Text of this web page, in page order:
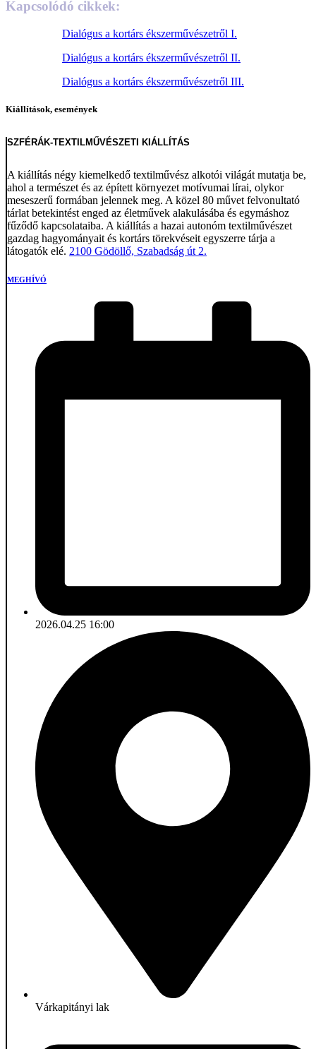
Kapcsolódó cikkek:
Dialógus a kortárs ékszerművészetről I.
Dialógus a kortárs ékszerművészetről II.
Dialógus a kortárs ékszerművészetről III.
Kiállítások, események
SZFÉRÁK-TEXTILMŰVÉSZETI KIÁLLÍTÁS
A kiállítás négy kiemelkedő textilművész alkotói világát mutatja be,
ahol a természet és az épített környezet motívumai lírai, olykor
meseszerű formában jelennek meg. A közel 80 művet felvonultató
tárlat betekintést enged az életművek alakulásába és egymáshoz
fűződő kapcsolataiba. A kiállítás a hazai autonóm textilművészet
gazdag hagyományait és kortárs törekvéseit egyszerre tárja a
látogatók elé. 2100 Gödöllő, Szabadság út 2.
MEGHÍVÓ
2026.04.25 16:00
Várkapitányi lak